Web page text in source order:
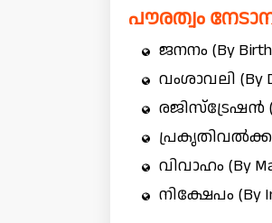
പൗരത്വം
ജനനം (By
വംശാവലി (By
രജിസ്ട്രേഷൻ
വിവാഹം (By
നിക്ഷേപം (By